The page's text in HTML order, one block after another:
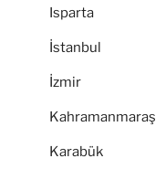
Isparta
İstanbul
İzmir
Kahramanmaraş
Karabük